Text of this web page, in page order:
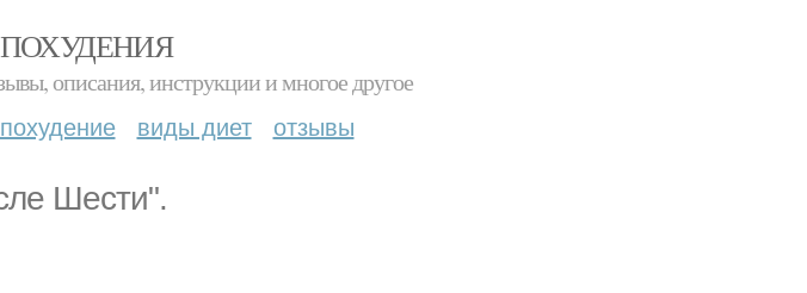
описания, инструкции и многое другое
виды диет отзывы
Шести".